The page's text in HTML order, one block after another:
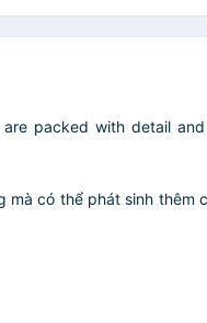
packed with detail
mà có thể phát sinh thêm